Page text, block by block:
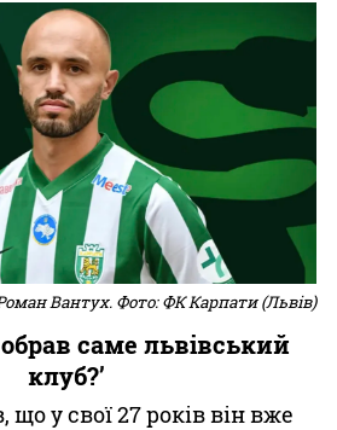
Вантух. Фото: ФК Карпати (Львів)
саме львівський
клуб?ʼ
у свої 27 років він вже